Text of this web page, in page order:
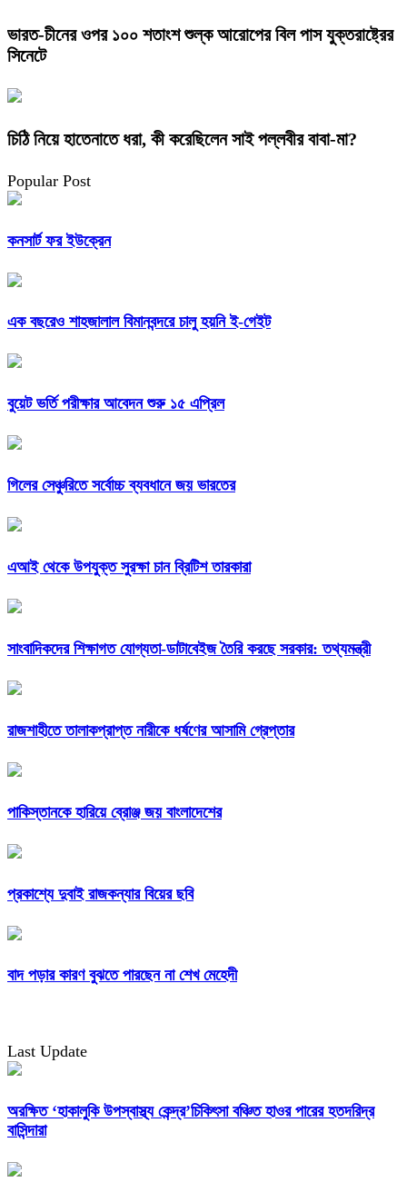
ভারত-চীনের ওপর ১০০ শতাংশ শুল্ক আরোপের বিল পাস যুক্তরাষ্ট্রের
সিনেটে
চিঠি নিয়ে হাতেনাতে ধরা, কী করেছিলেন সাই পল্লবীর বাবা-মা?
Popular Post
কনসার্ট ফর ইউক্রেন
এক বছরেও শাহজালাল বিমানবন্দরে চালু হয়নি ই-গেইট
বুয়েট ভর্তি পরীক্ষার আবেদন শুরু ১৫ এপ্রিল
গিলের সেঞ্চুরিতে সর্বোচ্চ ব্যবধানে জয় ভারতের
এআই থেকে উপযুক্ত সুরক্ষা চান ব্রিটিশ তারকারা
সাংবাদিকদের শিক্ষাগত যোগ্যতা-ডাটাবেইজ তৈরি করছে সরকার: তথ্যমন্ত্রী
রাজশাহীতে তালাকপ্রাপ্ত নারীকে ধর্ষণের আসামি গ্রেপ্তার
পাকিস্তানকে হারিয়ে ব্রোঞ্জ জয় বাংলাদেশের
প্রকাশ্যে দুবাই রাজকন্যার বিয়ের ছবি
বাদ পড়ার কারণ বুঝতে পারছেন না শেখ মেহেদী
Last Update
অরক্ষিত ‘হাকালুকি উপস্বাস্থ্য কেন্দ্র’চিকিৎসা বঞ্চিত হাওর পারের হতদরিদ্র
বাসিন্দারা